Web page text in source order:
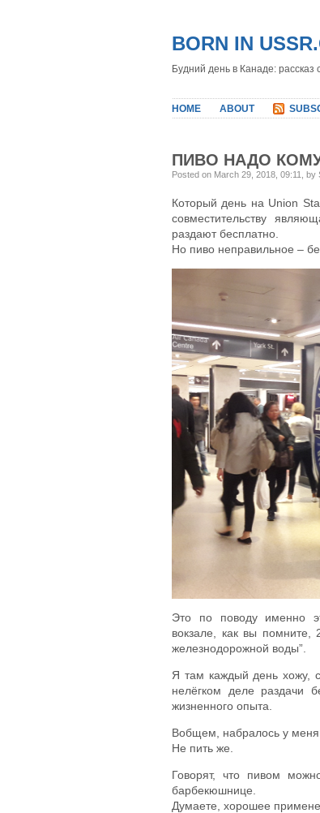
BORN IN
Будний день в Канаде: рассказ
HOME ABOUT
ПИВО НАДО
Posted on March 29, 2018, 09:11, by
Который день на Union
совместительству
раздают бесплатно.
Но пиво неправильное –
Это по поводу именно
вокзале, как вы
железнодорожной воды”.
Я там каждый день хожу,
нелёгком деле раздачи
жизненного опыта.
Вобщем, набралось у
Не пить же.
Говорят, что пивом
барбекюшнице.
Думаете, хорошее